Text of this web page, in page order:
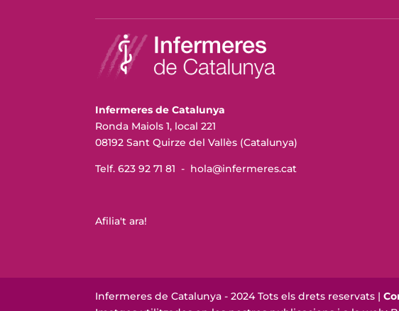
Infermeres de Catalunya
Ronda Maiols 1, local 221
08192 Sant Quirze del Vallès (Catalunya)
Telf. 623 92 71 81 - hola@infermeres.cat
Afilia't ara!
Infermeres de Catalunya - 2024 Tots els drets reservats |